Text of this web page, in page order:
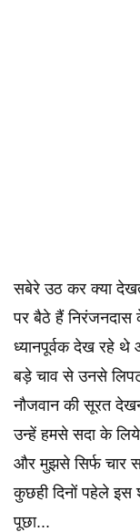
सबेरे उठ कर क्या
पर बैठे हैं निरंजनदास
ध्यानपूर्वक देख रहे
बड़े चाव से उनसे
नौजवान की सूरत
उन्हें हमसे सदा के
और मुझसे सिर्फ चार
कुछही दिनों पहेले
पूछा...